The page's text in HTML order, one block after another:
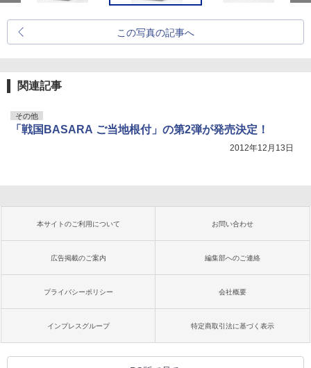
この写真の記事へ
関連記事
その他
「戦国BASARA ご当地根付」の第2弾が発売決定！
2012年12月13日
本サイトのご利用について お問い合わせ
広告掲載のご案内 編集部へのご連絡
プライバシーポリシー 会社概要
インプレスグループ 特定商取引法に基づく表示